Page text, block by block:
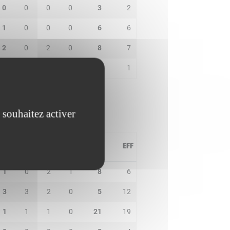
0 0 0 0 3 2
1 0 0 0 6 6
2 0 2 0 8 7
1
EFF
1 0 2 1 8 6
3 3 2 0 5 12
1 1 1 0 21 19
activer